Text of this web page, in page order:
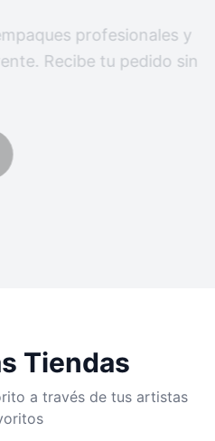
Diseños auténticos,
rápidos. Todo
tus artistas favoritos.
Tiendas
a través de tus artistas